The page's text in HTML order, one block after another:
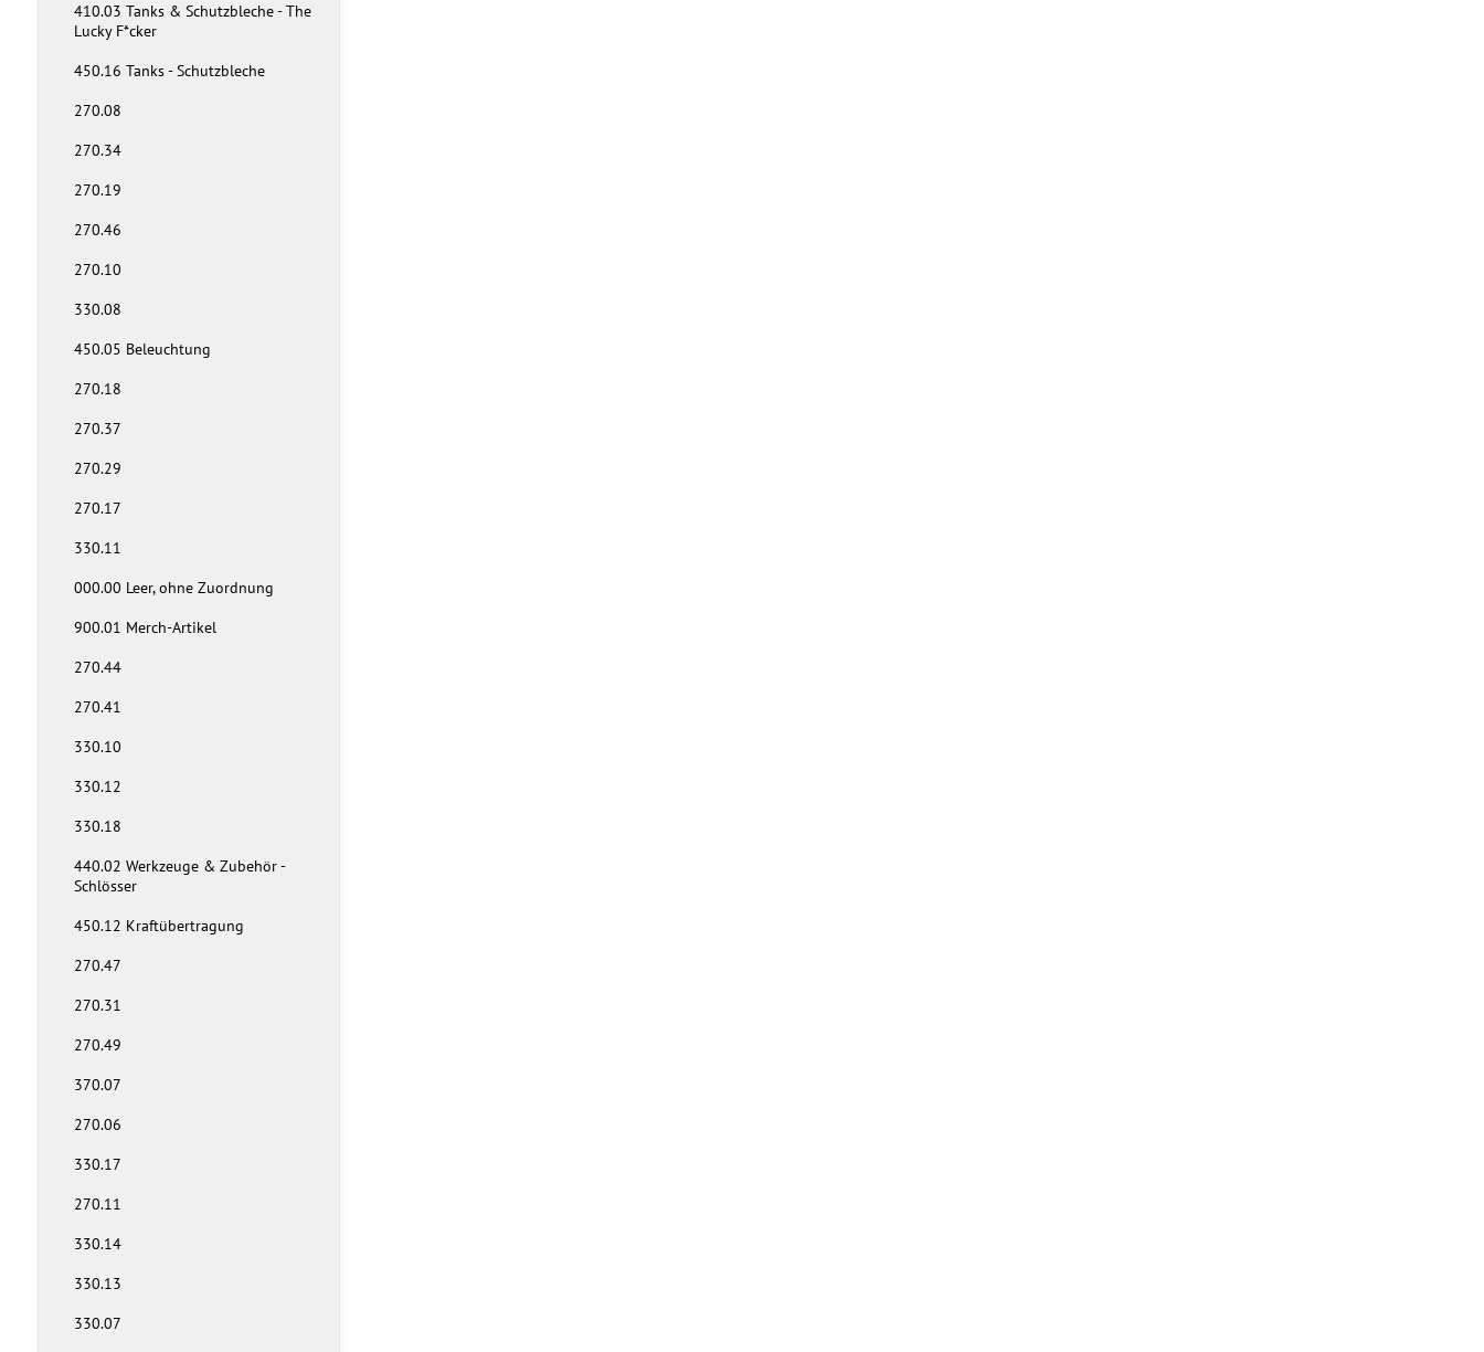
410.03 Tanks & Schutzbleche - The
Lucky F*cker
450.16 Tanks - Schutzbleche
270.08
270.34
270.19
270.46
270.10
330.08
450.05 Beleuchtung
270.18
270.37
270.29
270.17
330.11
000.00 Leer, ohne Zuordnung
900.01 Merch-Artikel
270.44
270.41
330.10
330.12
330.18
440.02 Werkzeuge & Zubehör -
Schlösser
450.12 Kraftübertragung
270.47
270.31
270.49
370.07
270.06
330.17
270.11
330.14
330.13
330.07